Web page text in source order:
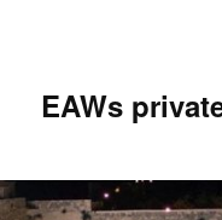
EAWs